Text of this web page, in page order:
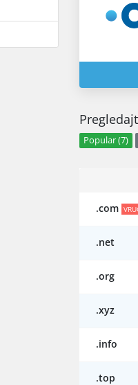
Popular (7)
.com
.net
.org
.xyz
.info
.top